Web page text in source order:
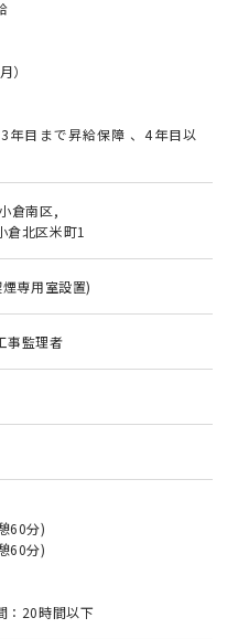
）
目まで昇給保障 、4年目以
倉南区,
倉北区米町1
専用室設置)
事監理者
60分)
60分)
：20時間以下